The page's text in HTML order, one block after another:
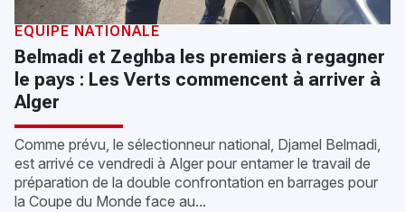
EQUIPE NATIONALE
Belmadi et Zeghba les premiers à regagner
le pays : Les Verts commencent à arriver à
Alger
Comme prévu, le sélectionneur national, Djamel Belmadi,
est arrivé ce vendredi à Alger pour entamer le travail de
préparation de la double confrontation en barrages pour
la Coupe du Monde face au...